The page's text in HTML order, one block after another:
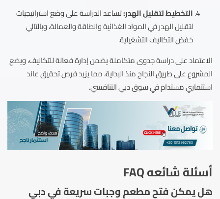
التخطيط لتقليل الهدر:تساعد الدراسة على وضع استراتيجيات
لتقليل الهدر في المواد الغذائية والطاقة والعمالة، وبالتالي
خفض التكاليف التشغيلية.
الاعتماد على دراسة جدوى متكاملة يضمن إدارة فعالة للتكاليف، ويضع
المشروع على طريق النجاح منذ البداية، مما يزيد فرص تحقيق عائد
استثماري مستدام في سوق دبي التنافسي.
أسئلة شائعه FAQ
هل يمكن فتح مطعم وجبات سريعة في دبي